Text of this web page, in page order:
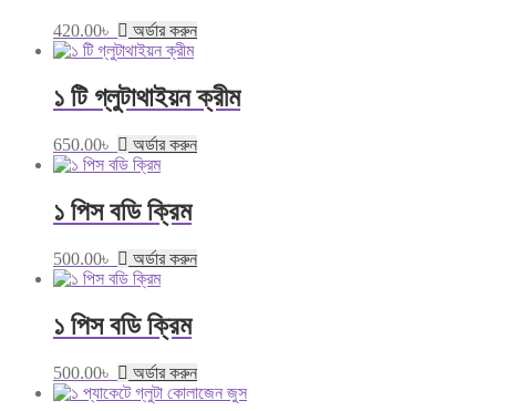
420.00৳ অর্ডার করুন
১ টি গ্লুটাথাইয়ন ক্রীম
650.00৳ অর্ডার করুন
১ পিস বডি ক্রিম
500.00৳ অর্ডার করুন
১ পিস বডি ক্রিম
500.00৳ অর্ডার করুন